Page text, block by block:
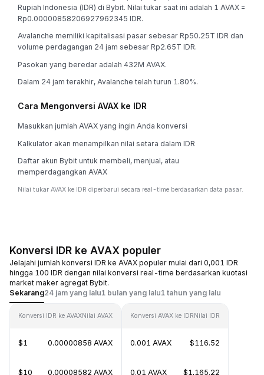
Rupiah Indonesia (IDR) di Bybit. Nilai tukar saat ini adalah 1 AVAX =
Rp0.00000858206927962345 IDR.
Avalanche memiliki kapitalisasi pasar sebesar Rp50.25T IDR dan
volume perdagangan 24 jam sebesar Rp2.65T IDR.
Pasokan yang beredar adalah 432M AVAX.
Dalam 24 jam terakhir, Avalanche telah turun 1.80%.
Cara Mengonversi AVAX ke IDR
Masukkan jumlah AVAX yang ingin Anda konversi
Kalkulator akan menampilkan nilai setara dalam IDR
Daftar akun Bybit untuk membeli, menjual, atau
memperdagangkan AVAX
Nilai tukar AVAX ke IDR diperbarui secara real-time berdasarkan data pasar.
Konversi IDR ke AVAX populer
Jelajahi jumlah konversi IDR ke AVAX populer mulai dari 0,001 IDR
hingga 100 IDR dengan nilai konversi real-time berdasarkan kuotasi
market maker agregat Bybit.
Sekarang24 jam yang lalu1 bulan yang lalu1 tahun yang lalu
Konversi IDR ke AVAXNilai AVAX
$1 0.00000858 AVAX
$10 0.00008582 AVAX
Konversi AVAX ke IDRNilai IDR
0.001 AVAX $116.52
0.01 AVAX $1,165.22